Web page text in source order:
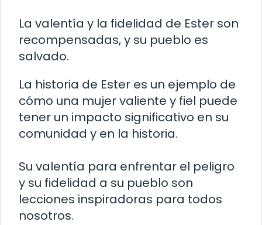
La valentía y la fidelidad de Ester son
recompensadas, y su pueblo es
salvado.
La historia de Ester es un ejemplo de
cómo una mujer valiente y fiel puede
tener un impacto significativo en su
comunidad y en la historia.
Su valentía para enfrentar el peligro
y su fidelidad a su pueblo son
lecciones inspiradoras para todos
nosotros.